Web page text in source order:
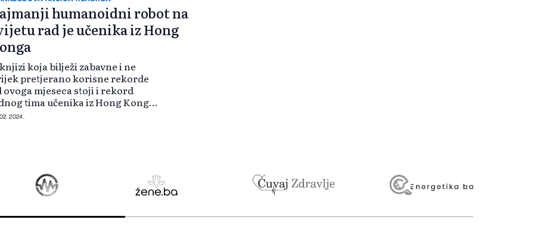
humanoidni robot na
rad je učenika iz Hong
koja bilježi zabavne i ne
pretjerano korisne rekorde
ovoga mjeseca stoji i rekord
tima učenika iz Hong Konga.
su službeno postali Guinnessovi
2024.